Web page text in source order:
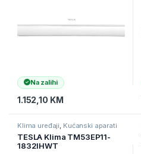
Na zalihi
1.152,10 KM
Klima uređaji, Kućanski aparati
TESLA Klima TM53EP11-
1832IHWT